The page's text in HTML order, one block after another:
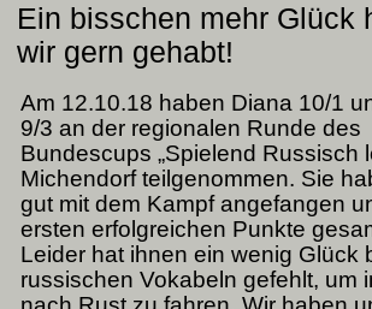
Ein bisschen mehr Glück
wir gern gehabt!
Am 12.10.18 haben Diana 10/1
9/3 an der regionalen Runde des
Bundescups „Spielend Russisch
Michendorf teilgenommen. Sie
gut mit dem Kampf angefangen
ersten erfolgreichen Punkte
Leider hat ihnen ein wenig Glück
russischen Vokabeln gefehlt, um